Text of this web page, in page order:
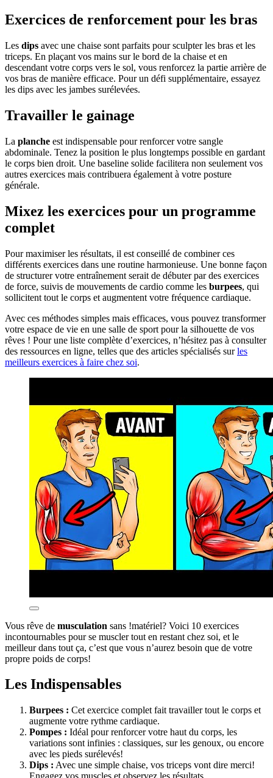
Exercices de renforcement pour les bras
Les dips avec une chaise sont parfaits pour sculpter les bras et les
triceps. En plaçant vos mains sur le bord de la chaise et en
descendant votre corps vers le sol, vous renforcez la partie arrière de
vos bras de manière efficace. Pour un défi supplémentaire, essayez
les dips avec les jambes surélevées.
Travailler le gainage
La planche est indispensable pour renforcer votre sangle
abdominale. Tenez la position le plus longtemps possible en gardant
le corps bien droit. Une baseline solide facilitera non seulement vos
autres exercices mais contribuera également à votre posture
générale.
Mixez les exercices pour un programme
complet
Pour maximiser les résultats, il est conseillé de combiner ces
différents exercices dans une routine harmonieuse. Une bonne façon
de structurer votre entraînement serait de débuter par des exercices
de force, suivis de mouvements de cardio comme les burpees, qui
sollicitent tout le corps et augmentent votre fréquence cardiaque.
Avec ces méthodes simples mais efficaces, vous pouvez transformer
votre espace de vie en une salle de sport pour la silhouette de vos
rêves ! Pour une liste complète d’exercices, n’hésitez pas à consulter
des ressources en ligne, telles que des articles spécialisés surles
meilleurs exercices à faire chez soi.
Vous rêve de musculation sans !matériel? Voici 10 exercices
incontournables pour se muscler tout en restant chez soi, et le
meilleur dans tout ça, c’est que vous n’aurez besoin que de votre
propre poids de corps!
Les Indispensables
Burpees : Cet exercice complet fait travailler tout le corps et
augmente votre rythme cardiaque.
Pompes : Idéal pour renforcer votre haut du corps, les
variations sont infinies : classiques, sur les genoux, ou encore
avec les pieds surélevés!
Dips : Avec une simple chaise, vos triceps vont dire merci!